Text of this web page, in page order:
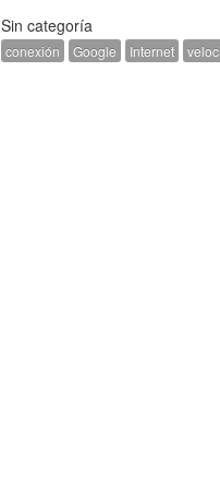
Sin categoría
conexión Google Internet